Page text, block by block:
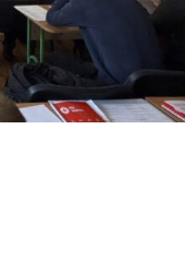
Дізнатися